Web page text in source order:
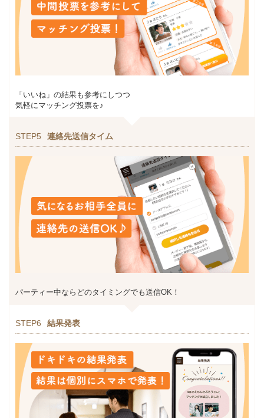
「いいね」の結果も参考にしつつ
気軽にマッチング投票を♪
STEP5 連絡先送信タイム
パーティー中ならどのタイミングでも送信OK！
STEP6 結果発表